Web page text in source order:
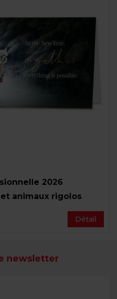
2026
animaux rigolos
Détail
newsletter